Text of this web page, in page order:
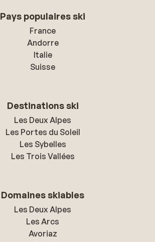
Pays populaires ski
France
Andorre
Italie
Suisse
Destinations ski
Les Deux Alpes
Les Portes du Soleil
Les Sybelles
Les Trois Vallées
Domaines skiables
Les Deux Alpes
Les Arcs
Avoriaz